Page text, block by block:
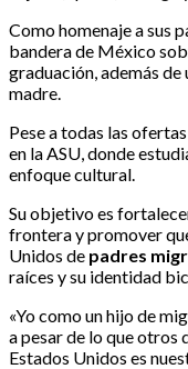
Como homenaje a sus
bandera de México
graduación, además
madre.
Pese a todas las
en la ASU, donde
enfoque cultural.
Su objetivo es
frontera y promover
Unidos de padres
raíces y su identidad
«Yo como un hijo de
a pesar de lo que otros
Estados Unidos es